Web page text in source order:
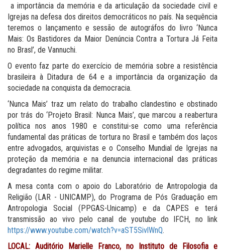
a importância da memória e da articulação da sociedade civil e
Igrejas na defesa dos direitos democráticos no país. Na sequência
teremos o lançamento e sessão de autográfos do livro ‘Nunca
Mais: Os Bastidores da Maior Denúncia Contra a Tortura Já Feita
no Brasl’, de Vannuchi.
O evento faz parte do exercício de memória sobre a resistência
brasileira à Ditadura de 64 e a importância da organização da
sociedade na conquista da democracia.
‘Nunca Mais’ traz um relato do trabalho clandestino e obstinado
por trás do ‘Projeto Brasil: Nunca Mais’, que marcou a reabertura
política nos anos 1980 e constitui-se como uma referência
fundamental das práticas de tortura no Brasil e também dos laços
entre advogados, arquivistas e o Conselho Mundial de Igrejas na
proteção da memória e na denuncia internacional das práticas
degradantes do regime militar.
A mesa conta com o apoio do Laboratório de Antropologia da
Religião (LAR - UNICAMP), do Programa de Pós Graduação em
Antropologia Social (PPGAS-Unicamp) e da CAPES e terá
transmissão ao vivo pelo canal de youtube do IFCH, no link
https://www.youtube.com/watch?v=aST5SivlWnQ.
LOCAL: Auditório Marielle Franco, no Instituto de Filosofia e